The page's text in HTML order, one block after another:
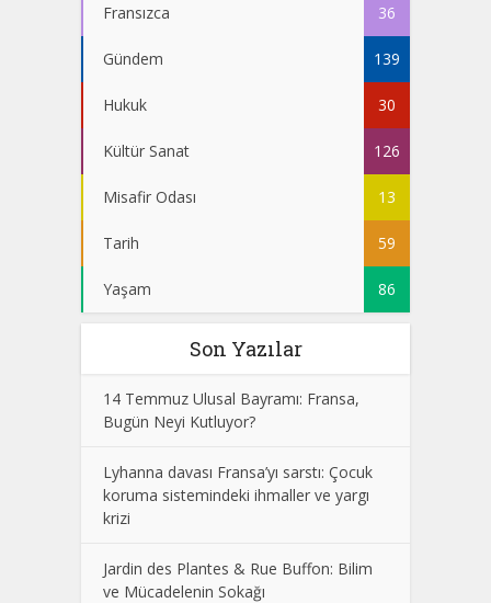
Fransızca 36
Gündem 139
Hukuk 30
Kültür Sanat 126
Misafir Odası 13
Tarih 59
Yaşam 86
Son Yazılar
14 Temmuz Ulusal Bayramı: Fransa,
Bugün Neyi Kutluyor?
Lyhanna davası Fransa’yı sarstı: Çocuk
koruma sistemindeki ihmaller ve yargı
krizi
Jardin des Plantes & Rue Buffon: Bilim
ve Mücadelenin Sokağı